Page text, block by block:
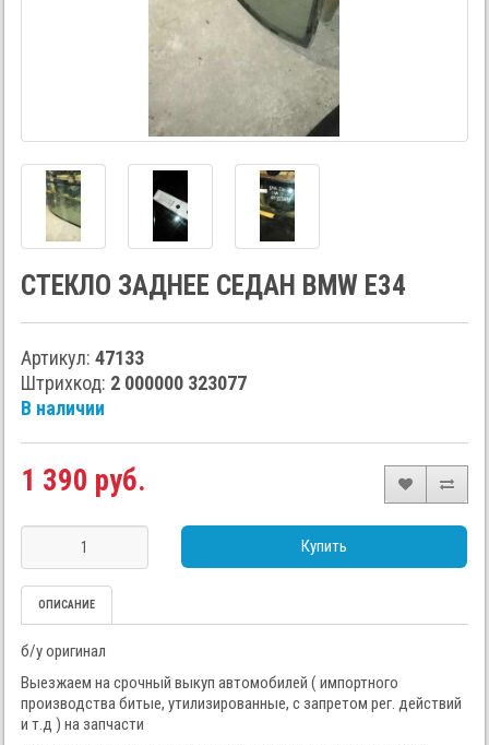
СТЕКЛО ЗАДНЕЕ СЕДАН BMW E34
Артикул:47133
Штрихкод: 2 000000 323077
В наличии
1 390 руб.
Купить
ОПИСАНИЕ
б/у оригинал
Выезжаем на срочный выкуп автомобилей ( импортного
производства битые, утилизированные, с запретом рег. действий
и т.д ) на запчасти